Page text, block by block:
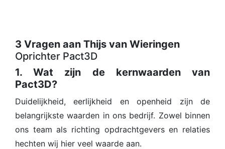
3 Vragen aan Thijs van Wieringen
Oprichter Pact3D
1. Wat zijn de kernwaarden van
Pact3D?
Duidelijkheid, eerlijkheid en openheid zijn de
belangrijkste waarden in ons bedrijf. Zowel binnen
ons team als richting opdrachtgevers en relaties
hechten wij hier veel waarde aan.